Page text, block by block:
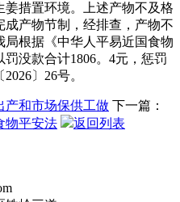
措置环境。上述产物不及格
产物节制，经排查，产物不
根据《中华人平易近国食物
没款合计1806。4元，惩罚
〕26号。
产和市场保供工做 下一篇：
物平安法
返回列表